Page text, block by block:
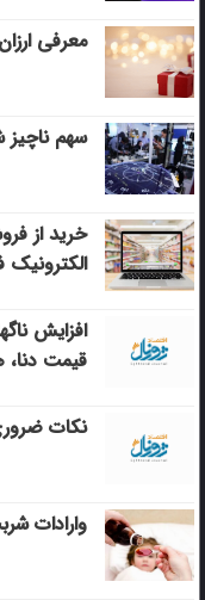
معرفی
سهم ناچیز
خرید از
الکترونیک
افزایش
قیمت دنا،
نکات
وارادات